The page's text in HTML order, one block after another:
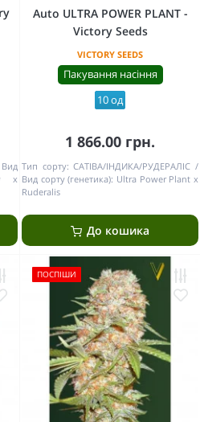
Вид
x
Auto ULTRA POWER PLANT -
Victory Seeds
VICTORY SEEDS
Пакування насіння
10 од
1 866.00 грн.
Тип сорту: САТІВА/ІНДИКА/РУДЕРАЛІС
Вид сорту (генетика): Ultra Power Plant x
Ruderalis
До кошика
ПОСПІШИ